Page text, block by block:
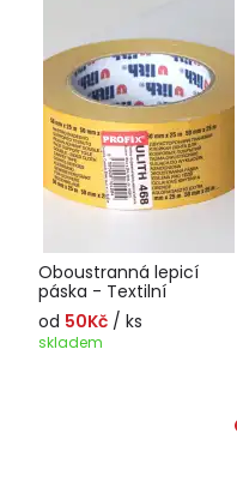
Oboustranná lepicí
páska - Textilní
od 50Kč / ks
skladem